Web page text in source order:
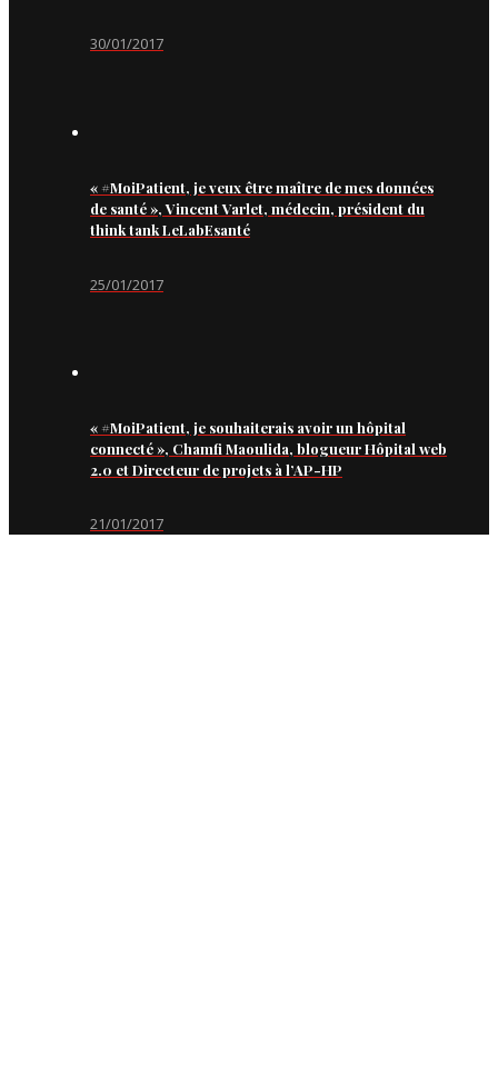
30/01/2017
« #MoiPatient, je veux être maître de mes données
de santé », Vincent Varlet, médecin, président du
think tank LeLabEsanté
25/01/2017
« #MoiPatient, je souhaiterais avoir un hôpital
connecté », Chamfi Maoulida, blogueur Hôpital web
2.0 et Directeur de projets à l’AP-HP
21/01/2017